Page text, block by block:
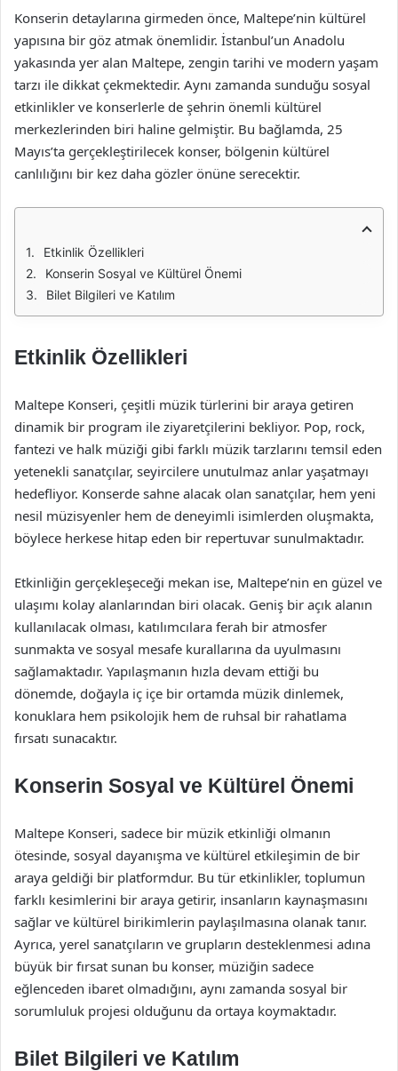
Konserin detaylarına girmeden önce, Maltepe’nin kültürel
yapısına bir göz atmak önemlidir. İstanbul’un Anadolu
yakasında yer alan Maltepe, zengin tarihi ve modern yaşam
tarzı ile dikkat çekmektedir. Aynı zamanda sunduğu sosyal
etkinlikler ve konserlerle de şehrin önemli kültürel
merkezlerinden biri haline gelmiştir. Bu bağlamda, 25
Mayıs’ta gerçekleştirilecek konser, bölgenin kültürel
canlılığını bir kez daha gözler önüne serecektir.
Etkinlik Özellikleri
Konserin Sosyal ve Kültürel Önemi
Bilet Bilgileri ve Katılım
Etkinlik Özellikleri
Maltepe Konseri, çeşitli müzik türlerini bir araya getiren
dinamik bir program ile ziyaretçilerini bekliyor. Pop, rock,
fantezi ve halk müziği gibi farklı müzik tarzlarını temsil eden
yetenekli sanatçılar, seyircilere unutulmaz anlar yaşatmayı
hedefliyor. Konserde sahne alacak olan sanatçılar, hem yeni
nesil müzisyenler hem de deneyimli isimlerden oluşmakta,
böylece herkese hitap eden bir repertuvar sunulmaktadır.
Etkinliğin gerçekleşeceği mekan ise, Maltepe’nin en güzel ve
ulaşımı kolay alanlarından biri olacak. Geniş bir açık alanın
kullanılacak olması, katılımcılara ferah bir atmosfer
sunmakta ve sosyal mesafe kurallarına da uyulmasını
sağlamaktadır. Yapılaşmanın hızla devam ettiği bu
dönemde, doğayla iç içe bir ortamda müzik dinlemek,
konuklara hem psikolojik hem de ruhsal bir rahatlama
fırsatı sunacaktır.
Konserin Sosyal ve Kültürel Önemi
Maltepe Konseri, sadece bir müzik etkinliği olmanın
ötesinde, sosyal dayanışma ve kültürel etkileşimin de bir
araya geldiği bir platformdur. Bu tür etkinlikler, toplumun
farklı kesimlerini bir araya getirir, insanların kaynaşmasını
sağlar ve kültürel birikimlerin paylaşılmasına olanak tanır.
Ayrıca, yerel sanatçıların ve grupların desteklenmesi adına
büyük bir fırsat sunan bu konser, müziğin sadece
eğlenceden ibaret olmadığını, aynı zamanda sosyal bir
sorumluluk projesi olduğunu da ortaya koymaktadır.
Bilet Bilgileri ve Katılım